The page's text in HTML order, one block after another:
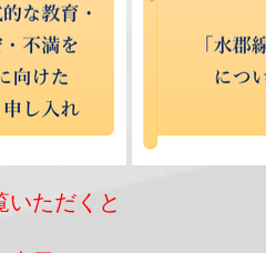
ただくと